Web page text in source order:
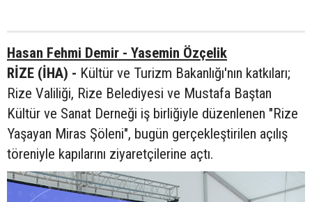
Hasan Fehmi Demir - Yasemin Özçelik
RİZE (İHA) - Kültür ve Turizm Bakanlığı'nın katkıları;
Rize Valiliği, Rize Belediyesi ve Mustafa Baştan
Kültür ve Sanat Derneği iş birliğiyle düzenlenen "Rize
Yaşayan Miras Şöleni", bugün gerçekleştirilen açılış
töreniyle kapılarını ziyaretçilerine açtı.